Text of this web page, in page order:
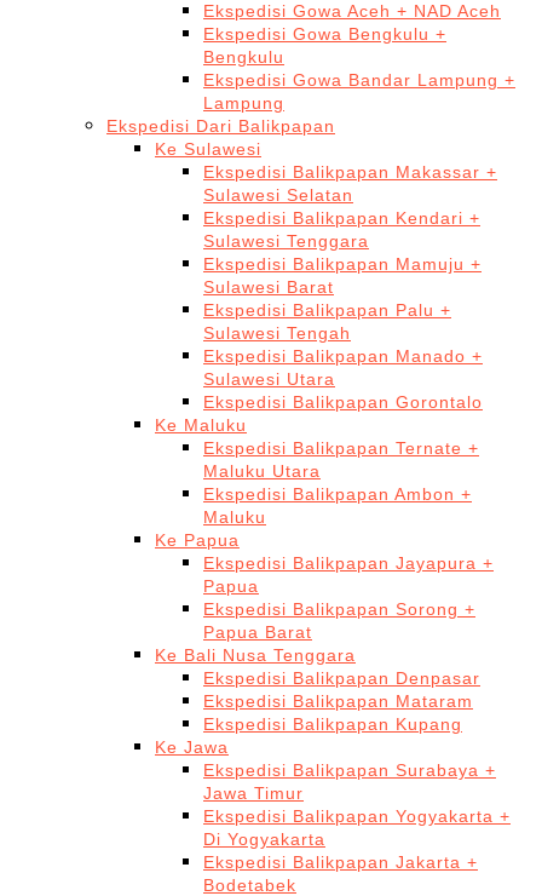
Ekspedisi Gowa Aceh + NAD Aceh
Ekspedisi Gowa Bengkulu +
Bengkulu
Ekspedisi Gowa Bandar Lampung +
Lampung
Ekspedisi Dari Balikpapan
Ke Sulawesi
Ekspedisi Balikpapan Makassar +
Sulawesi Selatan
Ekspedisi Balikpapan Kendari +
Sulawesi Tenggara
Ekspedisi Balikpapan Mamuju +
Sulawesi Barat
Ekspedisi Balikpapan Palu +
Sulawesi Tengah
Ekspedisi Balikpapan Manado +
Sulawesi Utara
Ekspedisi Balikpapan Gorontalo
Ke Maluku
Ekspedisi Balikpapan Ternate +
Maluku Utara
Ekspedisi Balikpapan Ambon +
Maluku
Ke Papua
Ekspedisi Balikpapan Jayapura +
Papua
Ekspedisi Balikpapan Sorong +
Papua Barat
Ke Bali Nusa Tenggara
Ekspedisi Balikpapan Denpasar
Ekspedisi Balikpapan Mataram
Ekspedisi Balikpapan Kupang
Ke Jawa
Ekspedisi Balikpapan Surabaya +
Jawa Timur
Ekspedisi Balikpapan Yogyakarta +
Di Yogyakarta
Ekspedisi Balikpapan Jakarta +
Bodetabek